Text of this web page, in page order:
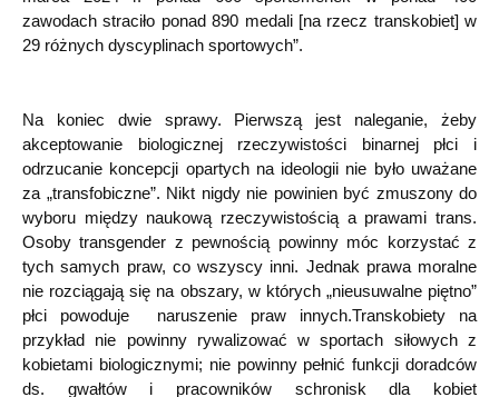
zawodach straciło ponad 890 medali [na rzecz transkobiet] w
29 różnych dyscyplinach sportowych”.
Na koniec dwie sprawy. Pierwszą jest naleganie, żeby
akceptowanie biologicznej rzeczywistości binarnej płci i
odrzucanie koncepcji opartych na ideologii nie było uważane
za „transfobiczne”. Nikt nigdy nie powinien być zmuszony do
wyboru między naukową rzeczywistością a prawami trans.
Osoby transgender z pewnością powinny móc korzystać z
tych samych praw, co wszyscy inni. Jednak prawa moralne
nie rozciągają się na obszary, w których „nieusuwalne piętno”
płci powoduje naruszenie praw innych.Transkobiety na
przykład nie powinny rywalizować w sportach siłowych z
kobietami biologicznymi; nie powinny pełnić funkcji doradców
ds. gwałtów i pracowników schronisk dla kobiet